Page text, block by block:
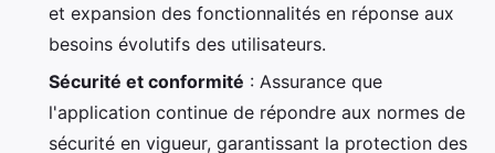
et expansion des fonctionnalités en réponse aux
besoins évolutifs des utilisateurs.
Sécurité et conformité : Assurance que
l'application continue de répondre aux normes de
sécurité en vigueur, garantissant la protection des